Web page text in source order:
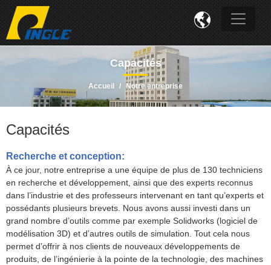

Capacités
Accueil Notre entreprise
Capacités
Recherche et conception:
À ce jour, notre entreprise a une équipe de plus de 130 techniciens
en recherche et développement, ainsi que des experts reconnus
dans l’industrie et des professeurs intervenant en tant qu’experts et
possédants plusieurs brevets. Nous avons aussi investi dans un
grand nombre d’outils comme par exemple Solidworks (logiciel de
modélisation 3D) et d’autres outils de simulation. Tout cela nous
permet d’offrir à nos clients de nouveaux développements de
produits, de l’ingénierie à la pointe de la technologie, des machines